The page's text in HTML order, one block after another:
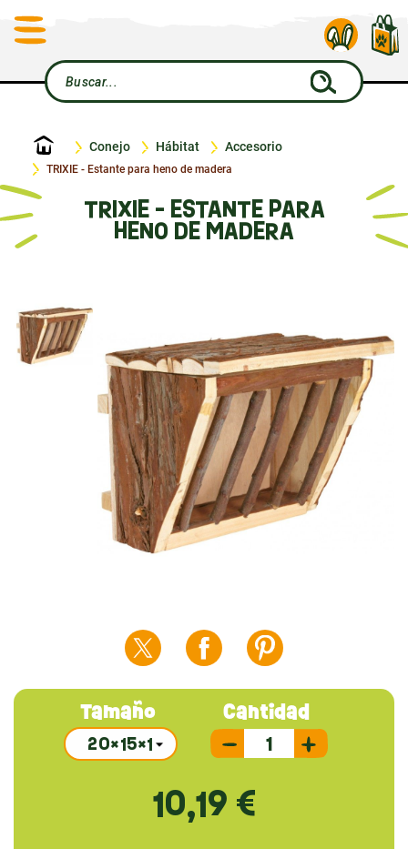
Inicio Conejo Hábitat Accesorio
TRIXIE - Estante para heno de madera
TRIXIE - ESTANTE PARA
HENO DE MADERA
Cantidad
Tamaño
10,19 €